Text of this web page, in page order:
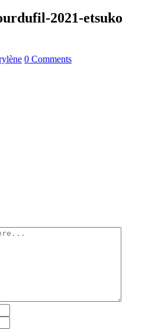
2021-etsuko
0 Comments